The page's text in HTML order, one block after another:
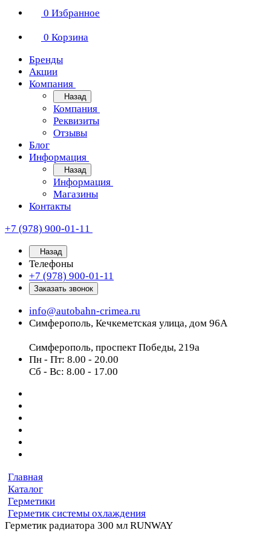
0 Избранное
0 Корзина
Бренды
Акции
Компания
Назад
Компания
Реквизиты
Отзывы
Блог
Информация
Назад
Информация
Магазины
Контакты
+7 (978) 900-01-11
Назад
Телефоны
+7 (978) 900-01-11
Заказать звонок
info@autobahn-crimea.ru
Симферополь, Кечкеметская улица, дом 96А
Симферополь, проспект Победы, 219а
Пн - Пт: 8.00 - 20.00
Сб - Вс: 8.00 - 17.00
Главная
Каталог
Герметики
Герметик системы охлаждения
Герметик радиатора 300 мл RUNWAY